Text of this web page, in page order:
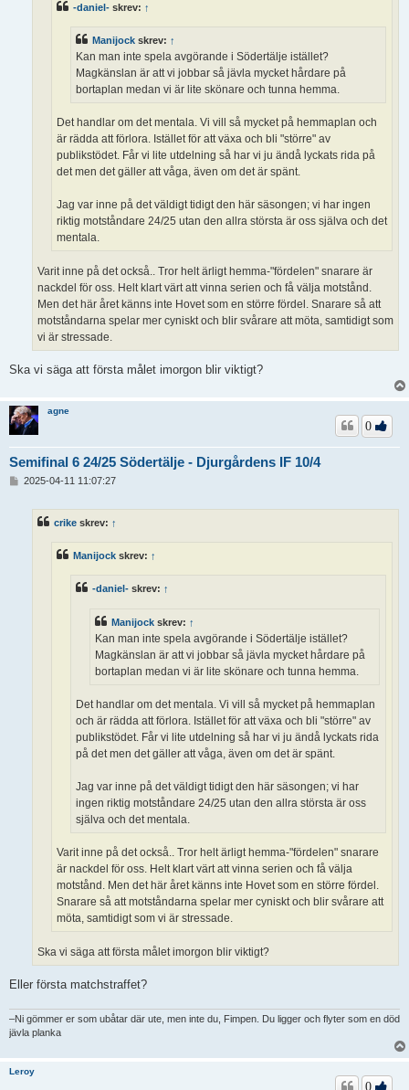
-daniel- skrev: ↑
Manijock skrev: ↑
Kan man inte spela avgörande i Södertälje istället?
Magkänslan är att vi jobbar så jävla mycket hårdare på
bortaplan medan vi är lite skönare och tunna hemma.
Det handlar om det mentala. Vi vill så mycket på hemmaplan och
är rädda att förlora. Istället för att växa och bli "större" av
publikstödet. Får vi lite utdelning så har vi ju ändå lyckats rida på
det men det gäller att våga, även om det är spänt.
Jag var inne på det väldigt tidigt den här säsongen; vi har ingen
riktig motståndare 24/25 utan den allra största är oss själva och det
mentala.
Varit inne på det också.. Tror helt ärligt hemma-"fördelen" snarare är
nackdel för oss. Helt klart värt att vinna serien och få välja motstånd.
Men det här året känns inte Hovet som en större fördel. Snarare så att
motståndarna spelar mer cyniskt och blir svårare att möta, samtidigt som
vi är stressade.
Ska vi säga att första målet imorgon blir viktigt?
agne
Semifinal 6 24/25 Södertälje - Djurgårdens IF 10/4
0
2025-04-11 11:07:27
crike skrev: ↑
Manijock skrev: ↑
-daniel- skrev: ↑
Manijock skrev: ↑
Kan man inte spela avgörande i Södertälje istället?
Magkänslan är att vi jobbar så jävla mycket hårdare på
bortaplan medan vi är lite skönare och tunna hemma.
Det handlar om det mentala. Vi vill så mycket på hemmaplan
och är rädda att förlora. Istället för att växa och bli "större" av
publikstödet. Får vi lite utdelning så har vi ju ändå lyckats rida
på det men det gäller att våga, även om det är spänt.
Jag var inne på det väldigt tidigt den här säsongen; vi har
ingen riktig motståndare 24/25 utan den allra största är oss
själva och det mentala.
Varit inne på det också.. Tror helt ärligt hemma-"fördelen" snarare
är nackdel för oss. Helt klart värt att vinna serien och få välja
motstånd. Men det här året känns inte Hovet som en större fördel.
Snarare så att motståndarna spelar mer cyniskt och blir svårare att
möta, samtidigt som vi är stressade.
Ska vi säga att första målet imorgon blir viktigt?
Eller första matchstraffet?
–Ni gömmer er som ubåtar där ute, men inte du, Fimpen. Du ligger och flyter som en död
jävla planka
Leroy
0